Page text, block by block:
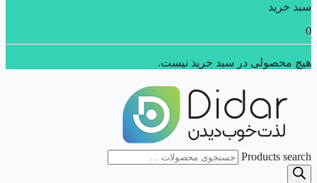
سبد خرید
0
هیچ محصولی در سبد خرید نیست.
Products search